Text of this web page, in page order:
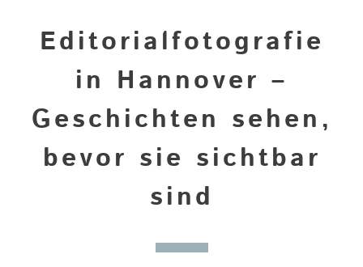
Editorialfotografie
in Hannover –
Geschichten sehen,
bevor sie sichtbar
sind